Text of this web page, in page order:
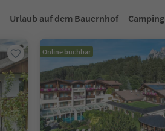
Urlaub auf dem Bauernhof Camping
Online buchbar